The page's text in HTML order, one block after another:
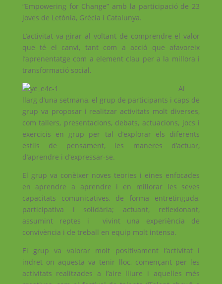
“Empowering for Change” amb la participació de 23
joves de Letònia, Grècia i Catalunya.
L’activitat va girar al voltant de comprendre el valor
que té el canvi, tant com a acció que afavoreix
l’aprenentatge com a element clau per a la millora i
transformació social.
Al
llarg d’una setmana, el grup de participants i caps de
grup va proposar i realitzar activitats molt diverses,
com tallers, presentacions, debats, actuacions, jocs i
exercicis en grup per tal d’explorar els diferents
estils de pensament, les maneres d’actuar,
d’aprendre i d’expressar-se.
El grup va conèixer noves teories i eines enfocades
en aprendre a aprendre i en millorar les seves
capacitats comunicatives, de forma entretinguda,
participativa i solidària; actuant, reflexionant,
assumint reptes i vivint una experiència de
convivència i de treball en equip molt intensa.
El grup va valorar molt positivament l’activitat i
indret on aquesta va tenir lloc, començant per les
activitats realitzades a l’aire lliure i aquelles més